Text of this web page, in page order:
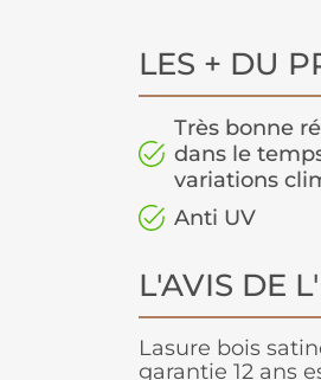
LES + DU
Très bonne
dans le
variations
Anti UV
L'AVIS DE
Lasure bois
garantie 12 ans